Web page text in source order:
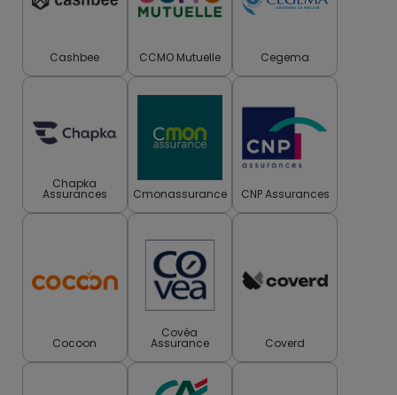
Cashbee CCMO Mutuelle Cegema
Chapka
Assurances Cmonassurance CNP Assurances
Cocoon
Covéa
Assurance Coverd